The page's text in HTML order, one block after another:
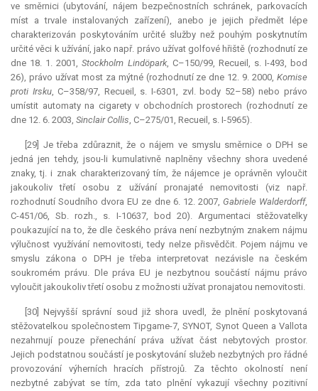
ve směrnici (ubytování, nájem bezpečnostních schránek, parkovacích
míst a trvale instalovaných zařízení), anebo je jejich předmět lépe
charakterizován poskytováním určité služby než pouhým poskytnutím
určité věci k užívání, jako např. právo užívat golfové hřiště (rozhodnutí ze
dne 18. 1. 2001,Stockholm Lindöpark, C–150/99, Recueil, s. I-493, bod
26), právo užívat most za mýtné (rozhodnutí ze dne 12. 9. 2000, Komise
proti Irsku, C–358/97, Recueil, s. I-6301, zvl. body 52–58) nebo právo
umístit automaty na cigarety v obchodních prostorech (rozhodnutí ze
dne 12. 6. 2003, Sinclair Collis, C–275/01, Recueil, s. I-5965).
[29] Je třeba zdůraznit, že o nájem ve smyslu směrnice o DPH se
jedná jen tehdy, jsou-li kumulativně naplněny všechny shora uvedené
znaky, tj. i znak charakterizovaný tím, že nájemce je oprávněn vyloučit
jakoukoliv třetí osobu z užívání pronajaté nemovitosti (viz např.
rozhodnutí Soudního dvora EU ze dne 6. 12. 2007, Gabriele Walderdorff,
C-451/06, Sb. rozh., s. I-10637, bod 20). Argumentaci stěžovatelky
poukazující na to, že dle českého práva není nezbytným znakem nájmu
výlučnost využívání nemovitosti, tedy nelze přisvědčit. Pojem nájmu ve
smyslu zákona o DPH je třeba interpretovat nezávisle na českém
soukromém právu. Dle práva EU je nezbytnou součástí nájmu právo
vyloučit jakoukoliv třetí osobu z možnosti užívat pronajatou nemovitosti.
[30] Nejvyšší správní soud již shora uvedl, že plnění poskytovaná
stěžovatelkou společnostem Tipgame-7, SYNOT, Synot Queen a Vallota
nezahrnují pouze přenechání práva užívat část nebytových prostor.
Jejich podstatnou součástí je poskytování služeb nezbytných pro řádné
provozování výherních hracích přístrojů. Za těchto okolností není
nezbytné zabývat se tím, zda tato plnění vykazují všechny pozitivní